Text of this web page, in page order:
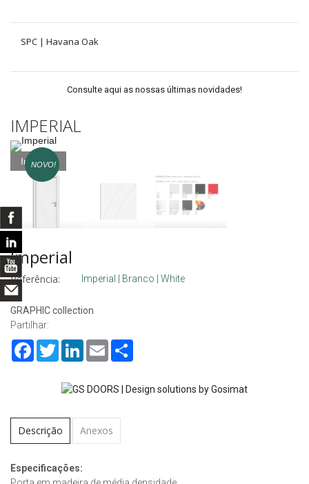
SPC | Havana Oak
Consulte aqui as nossas últimas novidades!
IMPERIAL
Imperial
NOVO!
Imperial
Referência: Imperial | Branco | White
GRAPHIC collection
Partilhar:
FacebookTwitterLinkedInEmail
Descrição Anexos
Especificações: